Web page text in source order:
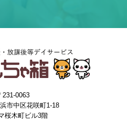
231-0063
市中区花咲町1-18
桜木町ビル3階